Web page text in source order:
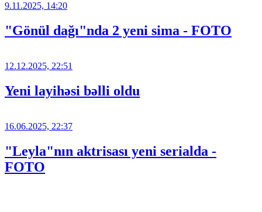
9.11.2025, 14:20
"Gönül dağı"nda 2 yeni sima - FOTO
12.12.2025, 22:51
Yeni layihəsi bəlli oldu
16.06.2025, 22:37
"Leyla"nın aktrisası yeni serialda -
FOTO